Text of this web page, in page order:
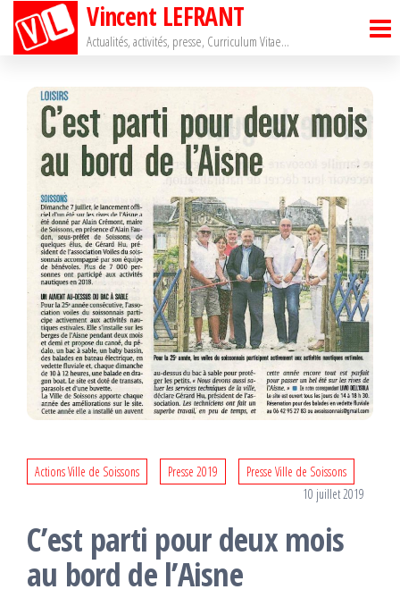
Passer
Vincent LEFRANT
Actualités, activités, presse, Curriculum Vitae…
Actions Ville de Soissons Presse 2019
Presse Ville de Soissons
10 juillet 2019
C’est parti pour deux mois
au bord de l’Aisne